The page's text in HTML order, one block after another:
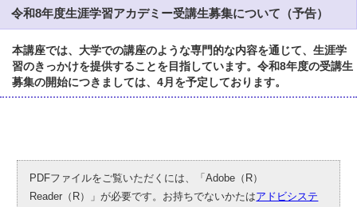
令和8年度生涯学習アカデミー受講生募集について（予告）
本講座では、大学での講座のような専門的な内容を通じて、生涯学
習のきっかけを提供することを目指しています。令和8年度の受講生
募集の開始につきましては、4月を予定しております。
PDFファイルをご覧いただくには、「Adobe（R）
Reader（R）」が必要です。お持ちでないかたはアドビシステ